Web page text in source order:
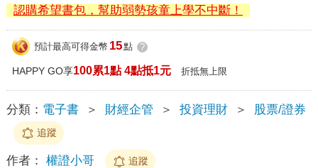
認購希望書包，幫助弱勢孩童上學不中斷！
預計最高可得金幣 15點 ?
HAPPY GO享100累1點 4點抵1元 折抵無上限
分類： 電子書 ＞ 財經企管 ＞ 投資理財 ＞ 股票/證券
追蹤
作者： 權證小哥 追蹤